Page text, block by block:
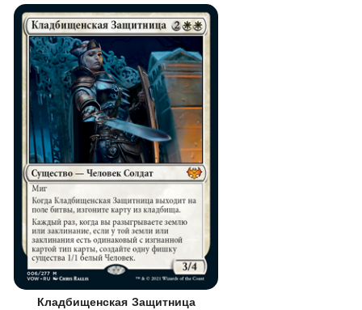
Кладбищенская Защитница